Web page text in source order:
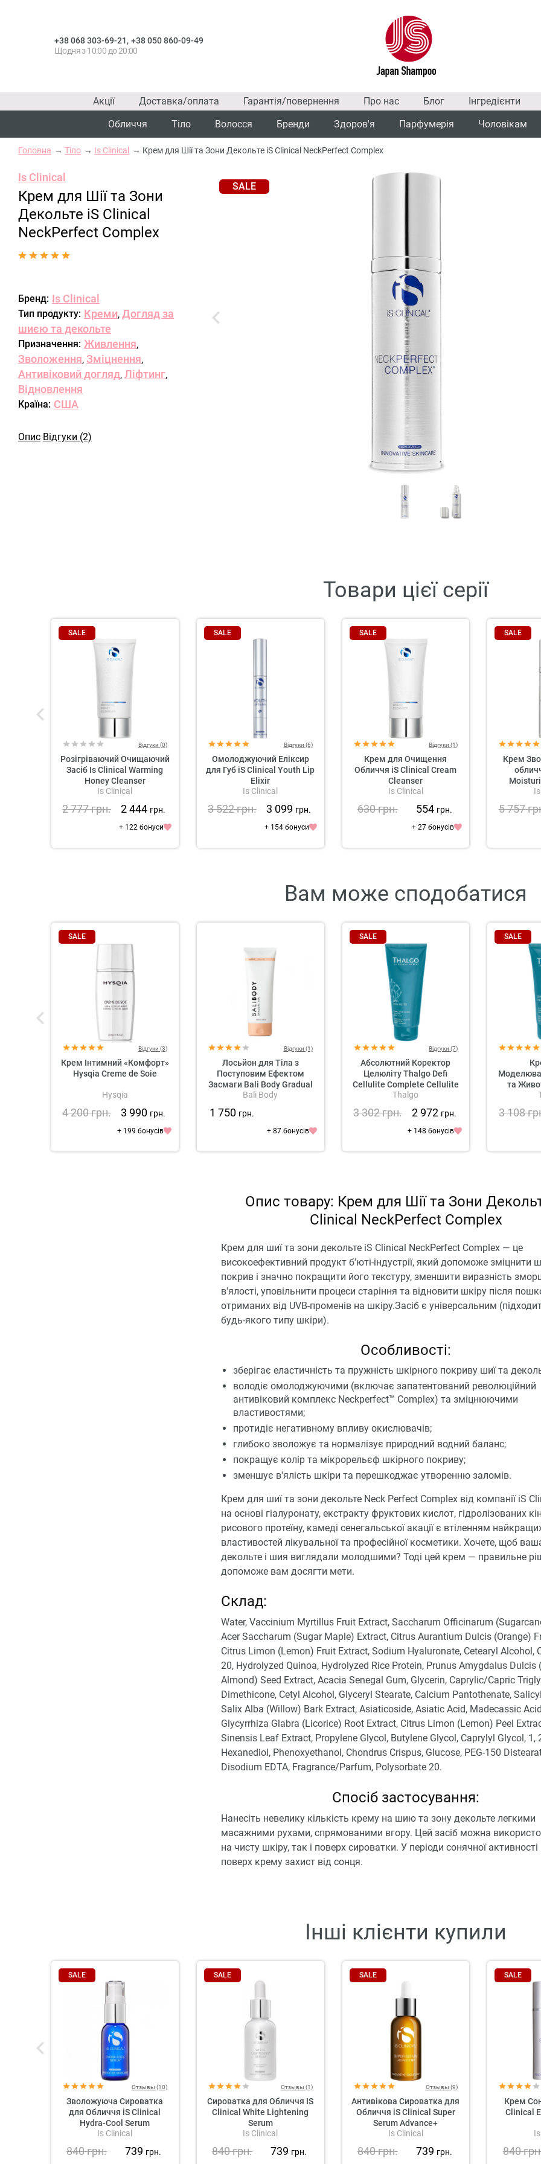
+38 068 303-69-21, +38 050 860-09-49
Щодня з 10:00 до 20:00
Акції Доставка/оплата Гарантія/повернення Про нас Блог Інгредієнти
Обличчя
Тіло Волосся Бренди Здоров'я Парфумерія Чоловікам
Головна Тіло Is Clinical Крем для Шії та Зони Декольте iS Clinical NeckPerfect Complex
Is Clinical
Крем для Шії та Зони
Декольте iS Clinical
NeckPerfect Complex
Бренд: Is Clinical
Тип продукту: Креми, Догляд за
шиєю та декольте
Призначення: Живлення,
Зволоження, Зміцнення,
Антивіковий догляд, Ліфтинг,
Відновлення
Країна: США
Опис Відгуки (2)
SALE
Товари цієї серії
SALE
Відгуки (0)
Розігріваючий Очищаючий
Засіб Is Clinical Warming
Honey Cleanser
Is Clinical
2 777грн. 2 444 грн.
+ 122 бонуси
SALE
Відгуки (6)
Омолоджуючий Еліксир
для Губ iS Clinical Youth Lip
Elixir
Is Clinical
3 522грн. 3 099 грн.
+ 154 бонуси
SALE
Відгуки (1)
Крем для Очищення
Обличчя iS Clinical Cream
Cleanser
Is Clinical
630грн. 554 грн.
+ 27 бонусів
SALE
Крем
5 757
Вам може сподобатися
SALE
Відгуки (3)
Крем Інтимний «Комфорт»
Hysqia Creme de Soie
Hysqia
4 200грн. 3 990 грн.
+ 199 бонусів
Відгуки (1)
Лосьйон для Тіла з
Поступовим Ефектом
Засмаги Bali Body Gradual
Tan
Bali Body
1 750 грн.
+ 87 бонусів
SALE
Відгуки (7)
Абсолютний Коректор
Целюліту Thalgo Defi
Cellulite Complete Cellulite
Corrector
Thalgo
3 302грн. 2 972 грн.
+ 148 бонусів
SALE
та
Fermete
3 108
Опис товару: Крем для Шії та Зони
Clinical NeckPerfect Complex
Крем для шиї та зони декольте iS Clinical NeckPerfect Complex — це
високоефективний продукт б'юті-індустрії, який допоможе зміцнити
покрив і значно покращити його текстуру, зменшити виразність
в'ялості, уповільнити процеси старіння та відновити шкіру після
отриманих від UVB-променів на шкіру.Засіб є універсальним
будь-якого типу шкіри).
Особливості:
зберігає еластичність та пружність шкірного покриву шиї та
володіє омолоджуючими (включає запатентований революційний
антивіковий комплекс Neckperfect™ Complex) та зміцнюючими
властивостями;
протидіє негативному впливу окислювачів;
глибоко зволожує та нормалізує природний водний баланс;
покращує колір та мікрорельєф шкірного покриву;
зменшує в'ялість шкіри та перешкоджає утворенню заломів.
Крем для шиї та зони декольте Neck Perfect Complex від компанії iS
на основі гіалуронату, екстракту фруктових кислот, гідролізованих
рисового протеїну, камеді сенегальської акації є втіленням
властивостей лікувальної та професійної косметики. Хочете, щоб
декольте і шия виглядали молодшими? Тоді цей крем — правильне
допоможе вам досягти мети.
Склад:
Water, Vaccinium Myrtillus Fruit Extract, Saccharum Officinarum
Acer Saccharum (Sugar Maple) Extract, Citrus Aurantium Dulcis (Orange)
Citrus Limon (Lemon) Fruit Extract, Sodium Hyaluronate, Cetearyl Alcohol,
20, Hydrolyzed Quinoa, Hydrolyzed Rice Protein, Prunus Amygdalus Dulcis
Almond) Seed Extract, Acacia Senegal Gum, Glycerin, Caprylic/Capric
Dimethicone, Cetyl Alcohol, Glyceryl Stearate, Calcium Pantothenate,
Salix Alba (Willow) Bark Extract, Asiaticoside, Asiatic Acid, Madecassic
Glycyrrhiza Glabra (Licorice) Root Extract, Citrus Limon (Lemon) Peel
Sinensis Leaf Extract, Propylene Glycol, Butylene Glycol, Caprylyl Glycol, 1,
Hexanediol, Phenoxyethanol, Chondrus Crispus, Glucose, PEG-150
Disodium EDTA, Fragrance/Parfum, Polysorbate 20.
Спосіб застосування:
Нанесіть невелику кількість крему на шию та зону декольте легкими
масажними рухами, спрямованими вгору. Цей засіб можна
на чисту шкіру, так і поверх сироватки. У періоди сонячної
поверх крему захист від сонця.
Інші клієнти купили
SALE
Отзывы (10)
Зволожуюча Сироватка
для Обличчя iS Clinical
Hydra-Cool Serum
Is Clinical
840грн. 739 грн.
SALE
Отзывы (1)
Сироватка для Обличчя IS
Clinical White Lightening
Serum
Is Clinical
840грн. 739 грн.
SALE
Отзывы (9)
Антивікова Сироватка для
Обличчя iS Clinical Super
Serum Advance+
Is Clinical
840грн. 739 грн.
SALE
Крем
Clinical
840